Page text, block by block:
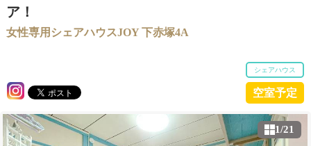
ア！
女性専用シェアハウスJOY 下赤塚4A
シェアハウス
空室予定
1/21